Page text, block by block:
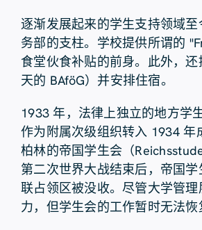
逐渐发展起来的学生支持领域
务部的支柱。学校提供所谓的
食堂伙食补贴的前身。此外，
天的 BAföG）并安排住宿。
1933 年，法律上独立的地方学
作为附属次级组织转入 1934 年
柏林的帝国学生会（
第二次世界大战结束后，帝国
联占领区被没收。尽管大学管
力，但学生会的工作暂时无法恢